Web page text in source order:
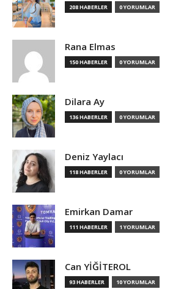
208 HABERLER 0 YORUMLAR
Rana Elmas
150 HABERLER 0 YORUMLAR
Dilara Ay
136 HABERLER 0 YORUMLAR
Deniz Yaylacı
118 HABERLER 0 YORUMLAR
Emirkan Damar
111 HABERLER 1 YORUMLAR
Can YİĞİTEROL
93 HABERLER 10 YORUMLAR